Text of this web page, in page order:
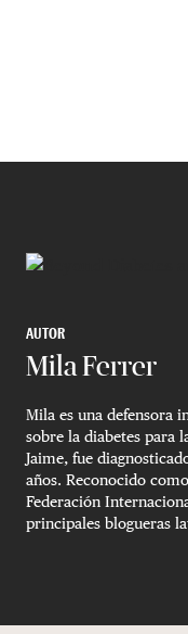
AUTOR
Mila Ferrer
Mila es una defensora
sobre la diabetes para
Jaime, fue
años. Reconocido
Federación
principales blogueras